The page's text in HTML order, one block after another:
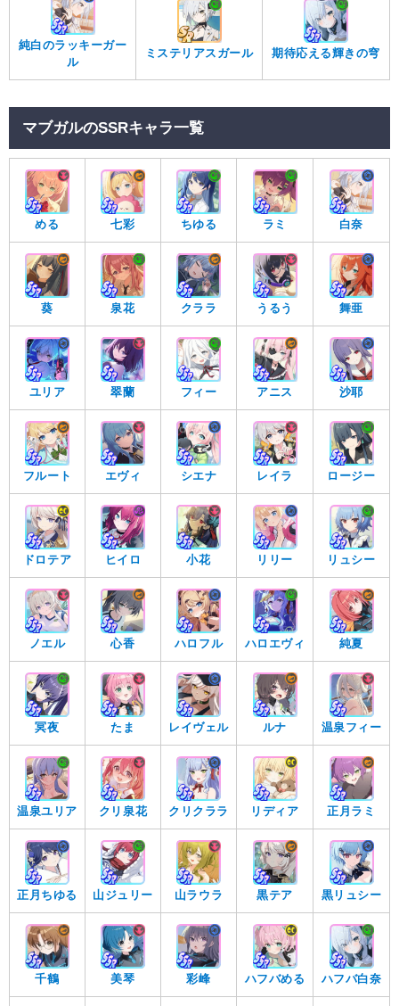
純白のラッキーガー
ル
ミステリアスガール 期待応える輝きの穹
マブガルのSSRキャラ一覧
める 七彩 ちゆる ラミ 白奈
葵 泉花 クララ うるう 舞亜
ユリア 翠蘭 フィー アニス 沙耶
フルート エヴィ シエナ レイラ ロージー
ドロテア ヒイロ 小花 リリー リュシー
ノエル 心香 ハロフル ハロエヴィ 純夏
冥夜 たま レイヴェル ルナ 温泉フィー
温泉ユリア クリ泉花 クリクララ リディア 正月ラミ
正月ちゆる 山ジュリー 山ラウラ 黒テア 黒リュシー
千鶴 美琴 彩峰 ハフバめる ハフバ白奈